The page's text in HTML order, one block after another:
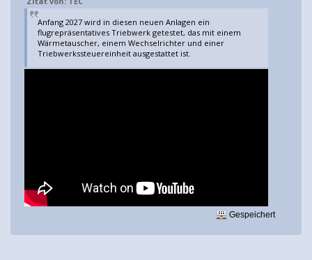
Anfang 2027 wird in diesen neuen Anlagen ein
flugrepräsentatives Triebwerk getestet, das mit einem
Wärmetauscher, einem Wechselrichter und einer
Triebwerkssteuereinheit ausgestattet ist.
Gespeichert